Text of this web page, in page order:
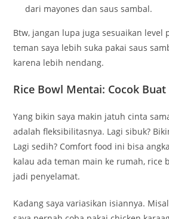
dari mayones dan saus sambal.
Btw, jangan lupa juga sesuaikan level
teman saya lebih suka pakai saus
karena lebih nendang.
Rice Bowl Mentai: Cocok Buat
Yang bikin saya makin jatuh cinta
adalah fleksibilitasnya. Lagi sibuk?
Lagi sedih? Comfort food ini bisa
kalau ada teman main ke rumah, rice
jadi penyelamat.
Kadang saya variasikan isiannya.